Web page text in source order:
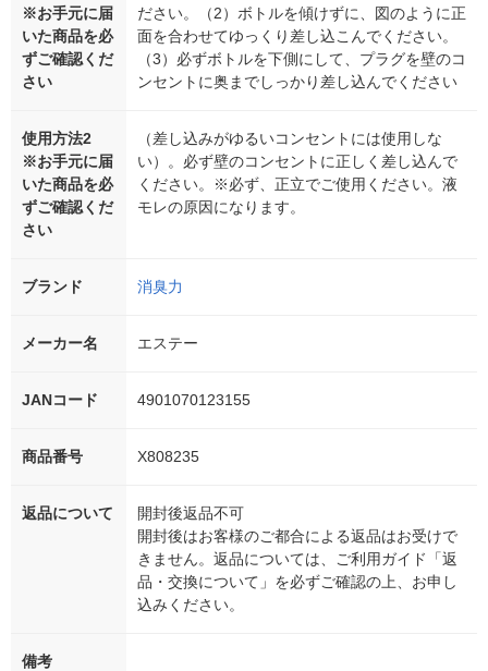
※お手元に届
いた商品を必
ずご確認くだ
さい
ださい。（2）ボトルを傾けずに、図のように正
面を合わせてゆっくり差し込こんでください。
（3）必ずボトルを下側にして、プラグを壁のコ
ンセントに奥までしっかり差し込んでください
使用方法2
※お手元に届
いた商品を必
ずご確認くだ
さい
（差し込みがゆるいコンセントには使用しな
い）。必ず壁のコンセントに正しく差し込んで
ください。※必ず、正立でご使用ください。液
モレの原因になります。
ブランド 消臭力
メーカー名 エステー
JANコード 4901070123155
商品番号 X808235
返品について
開封後返品不可
開封後はお客様のご都合による返品はお受けで
きません。返品については、ご利用ガイド「返
品・交換について」を必ずご確認の上、お申し
込みください。
備考